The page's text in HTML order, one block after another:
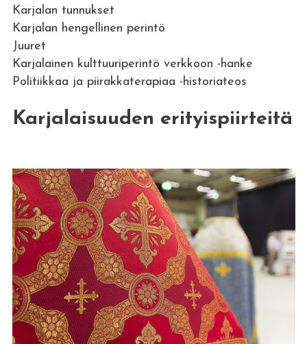
Karjalan tunnukset
Karjalan hengellinen perintö
Juuret
Karjalainen kulttuuriperintö verkkoon -hanke
Politiikkaa ja piirakkaterapiaa -historiateos
Karjalaisuuden erityispiirteitä